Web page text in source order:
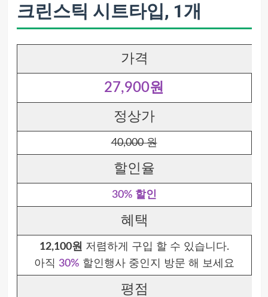
크린스틱 시트타입, 1개
가격
27,900원
정상가
40,000 원
할인율
30% 할인
혜택
12,100원 저렴하게 구입 할 수 있습니다.
아직 30% 할인행사 중인지 방문 해 보세요
평점